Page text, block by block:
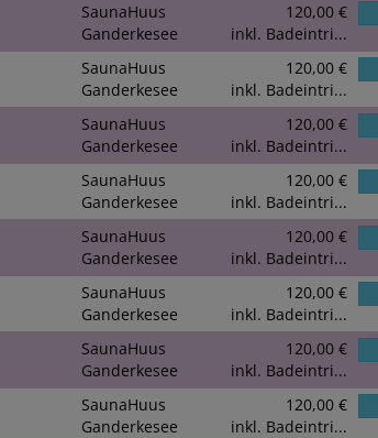
SaunaHuus
Ganderkesee
120,00 €
inkl. Badeintri...
SaunaHuus
Ganderkesee
120,00 €
inkl. Badeintri...
SaunaHuus
Ganderkesee
120,00 €
inkl. Badeintri...
SaunaHuus
Ganderkesee
120,00 €
inkl. Badeintri...
SaunaHuus
Ganderkesee
120,00 €
inkl. Badeintri...
SaunaHuus
Ganderkesee
120,00 €
inkl. Badeintri...
SaunaHuus
Ganderkesee
120,00 €
inkl. Badeintri...
SaunaHuus
Ganderkesee
120,00 €
inkl. Badeintri...